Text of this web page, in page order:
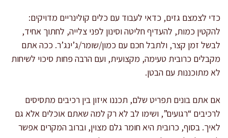
כדי לצמצם גזים, כדאי לעבוד עם כלים קולינריים מדויקים:
להקטין כמות, להעדיף חליטה וסינון לפני צלייה, לחתוך אחיד,
לבשל זמן קצר, ולתבל חכם עם כמון/שומר/ג’ינג’ר. ככה אתם
מקבלים כרובית טעימה, מקצועית, ועם הרבה פחות סיכוי לשיחות
לא מתוכננות עם הבטן.
אם אתם בונים תפריט שלם, תכננו איזון בין רכיבים מתסיסים
לרכיבים “רגועים”, ושימו לב לא רק למה שאתם אוכלים אלא גם
לאיך. בסוף, כרובית היא חומר גלם מצוין, וברוב המקרים אפשר